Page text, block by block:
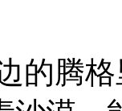
的腾